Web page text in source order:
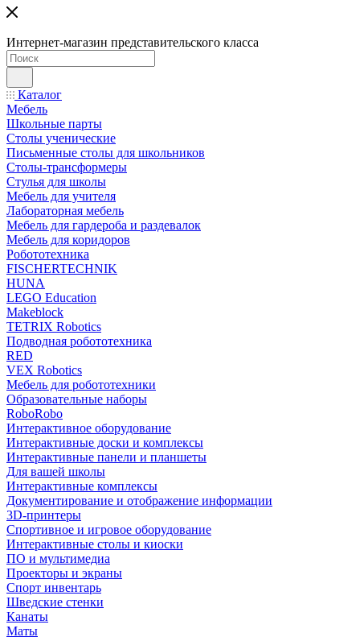
Интернет-магазин представительского класса
Каталог
Мебель
Школьные парты
Столы ученические
Письменные столы для школьников
Столы-трансформеры
Стулья для школы
Мебель для учителя
Лабораторная мебель
Мебель для гардероба и раздевалок
Мебель для коридоров
Робототехника
FISCHERTECHNIK
HUNA
LEGO Education
Makeblock
TETRIX Robotics
Подводная робототехника
RED
VEX Robotics
Мебель для робототехники
Образовательные наборы
RoboRobo
Интерактивное оборудование
Интерактивные доски и комплексы
Интерактивные панели и планшеты
Для вашей школы
Интерактивные комплексы
Документирование и отображение информации
3D-принтеры
Спортивное и игровое оборудование
Интерактивные столы и киоски
ПО и мультимедиа
Проекторы и экраны
Спорт инвентарь
Шведские стенки
Канаты
Маты